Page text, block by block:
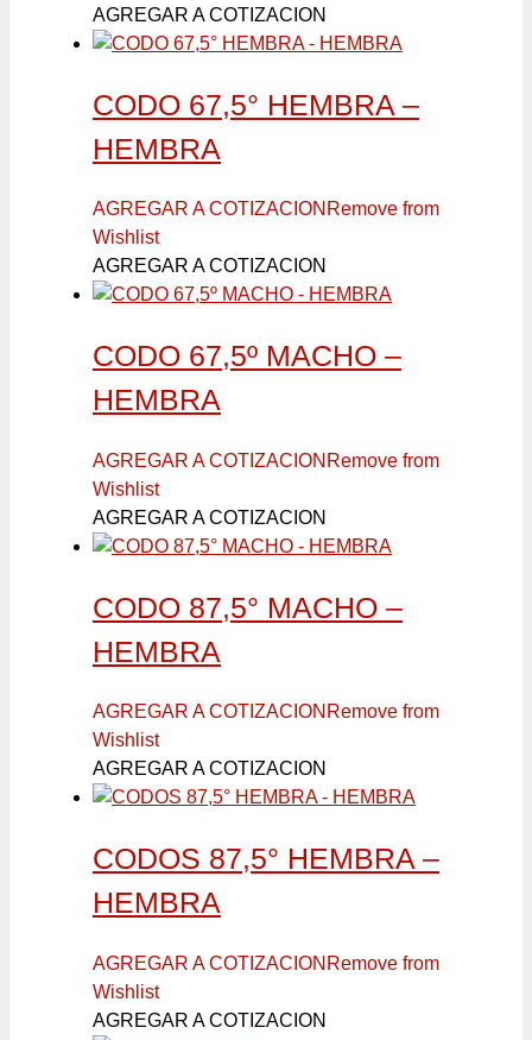
AGREGAR A COTIZACION
CODO 67,5° HEMBRA –
HEMBRA
AGREGAR A COTIZACION Remove from
Wishlist
AGREGAR A COTIZACION
CODO 67,5º MACHO –
HEMBRA
AGREGAR A COTIZACION Remove from
Wishlist
AGREGAR A COTIZACION
CODO 87,5° MACHO –
HEMBRA
AGREGAR A COTIZACION Remove from
Wishlist
AGREGAR A COTIZACION
CODOS 87,5° HEMBRA –
HEMBRA
AGREGAR A COTIZACION Remove from
Wishlist
AGREGAR A COTIZACION